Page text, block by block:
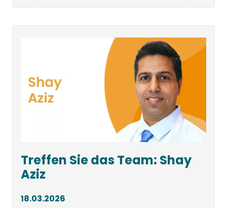
Treffen Sie das Team: Shay
Aziz
18.03.2026